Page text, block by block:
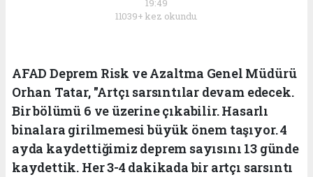
19:49
11039+ kez okundu.
AFAD Deprem Risk ve Azaltma Genel Müdürü
Orhan Tatar, "Artçı sarsıntılar devam edecek.
Bir bölümü 6 ve üzerine çıkabilir. Hasarlı
binalara girilmemesi büyük önem taşıyor. 4
ayda kaydettiğimiz deprem sayısını 13 günde
kaydettik. Her 3-4 dakikada bir artçı sarsıntı